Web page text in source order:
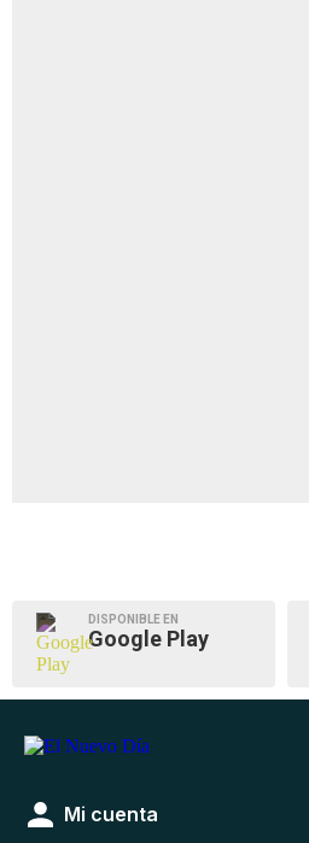
DISPONIBLE EN
Google Play
Mi cuenta